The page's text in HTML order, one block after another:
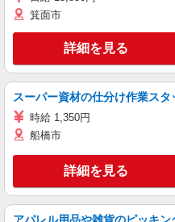
箕面市
詳細を見る
スーパー資材の仕分け作業スタ
時給 1,350円
船橋市
詳細を見る